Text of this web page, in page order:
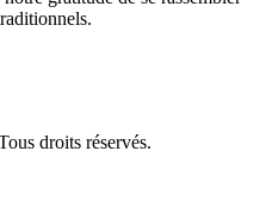
droits réservés.